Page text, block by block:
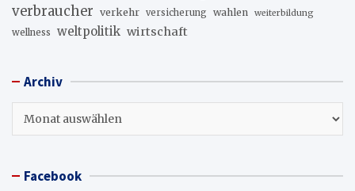
verbraucher verkehr versicherung wahlen weiterbildung
wellness weltpolitik wirtschaft
Archiv
Facebook